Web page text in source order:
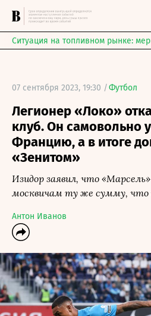
Ситуация на топливном рынке:
07 сентября 2023, 19:30 /Футбол
Легионер «Локо»
клуб. Он самовольно
Францию, а в итоге
«Зенитом»
Изидор заявил, что
москвичам ту же сумму,
Антон Иванов